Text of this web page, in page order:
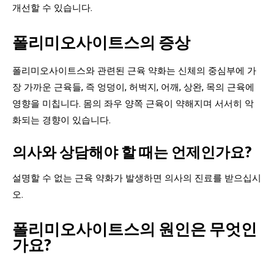
개선할 수 있습니다.
폴리미오사이트스의 증상
폴리미오사이트스와 관련된 근육 약화는 신체의 중심부에 가
장 가까운 근육들, 즉 엉덩이, 허벅지, 어깨, 상완, 목의 근육에
영향을 미칩니다. 몸의 좌우 양쪽 근육이 약해지며 서서히 악
화되는 경향이 있습니다.
의사와 상담해야 할 때는 언제인가요?
설명할 수 없는 근육 약화가 발생하면 의사의 진료를 받으십시
오.
폴리미오사이트스의 원인은 무엇인
가요?